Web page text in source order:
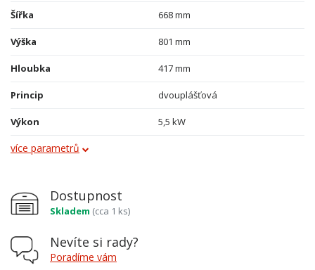
Šířka 668 mm
Výška 801 mm
Hloubka 417 mm
Princip dvouplášťová
Výkon 5,5 kW
Obklad
Vývod kouřovodu
Varná plotna
více parametrů
Dostupnost
Skladem (cca 1 ks)
Nevíte si rady?
Poradíme vám